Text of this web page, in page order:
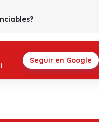
Seguir en Google